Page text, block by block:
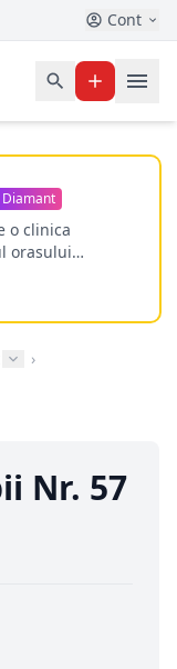
Cont
Diamant
o clinica
orasului
de
clinica isi
›
Nr. 57